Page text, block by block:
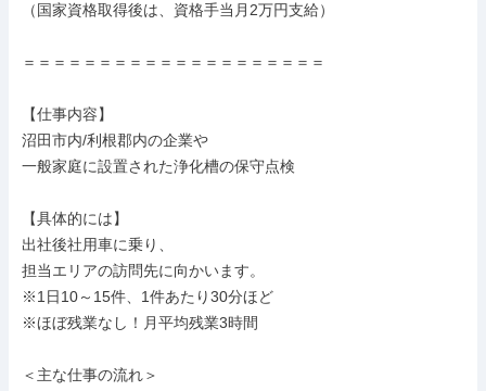
（国家資格取得後は、資格手当月2万円支給）
＝＝＝＝＝＝＝＝＝＝＝＝＝＝＝＝＝＝＝＝
【仕事内容】
沼田市内/利根郡内の企業や
一般家庭に設置された浄化槽の保守点検
【具体的には】
出社後社用車に乗り、
担当エリアの訪問先に向かいます。
※1日10～15件、1件あたり30分ほど
※ほぼ残業なし！月平均残業3時間
＜主な仕事の流れ＞